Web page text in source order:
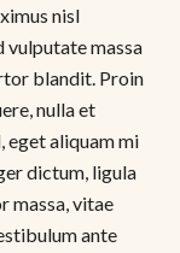
nisl
vulputate massa
blandit. Proin
nulla et
eget aliquam mi
dictum, ligula
massa, vitae
ante